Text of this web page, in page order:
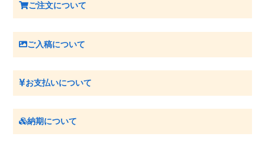
ご注文について
ご入稿について
お支払いについて
納期について